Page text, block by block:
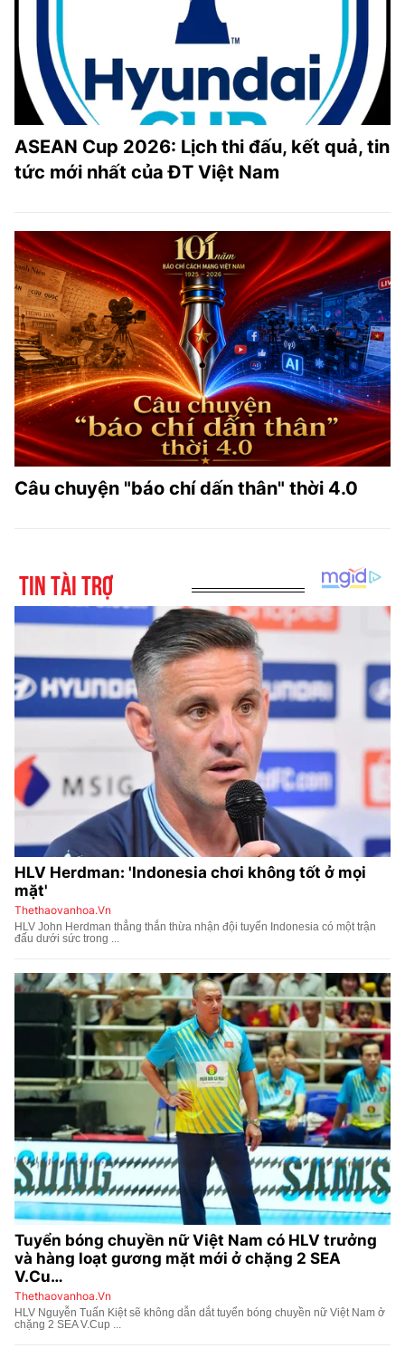
ASEAN Cup 2026: Lịch thi đấu, kết quả, tin
tức mới nhất của ĐT Việt Nam
Câu chuyện "báo chí dấn thân" thời 4.0